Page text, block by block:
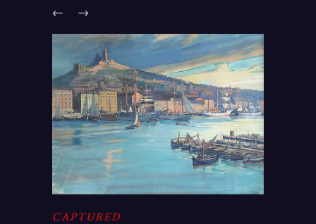
← →
CAPTURED